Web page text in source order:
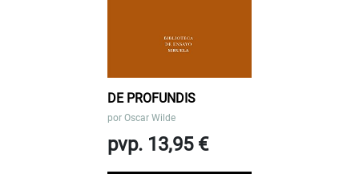
DE PROFUNDIS
por Oscar Wilde
pvp. 13,95 €